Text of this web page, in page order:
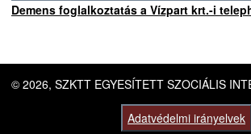
Demens foglalkoztatás a Vízpart krt.-i
© 2026, SZKTT EGYESÍTETT SZOCIÁLIS
Adatvédelmi irányelvek